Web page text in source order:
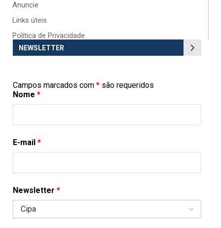
Anuncie
Links úteis
Política de Privacidade
NEWSLETTER
Campos marcados com * são requeridos
Nome *
E-mail *
Newsletter *